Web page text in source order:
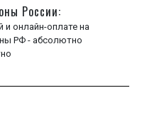
России:
и онлайн-оплате на
РФ - абсолютно